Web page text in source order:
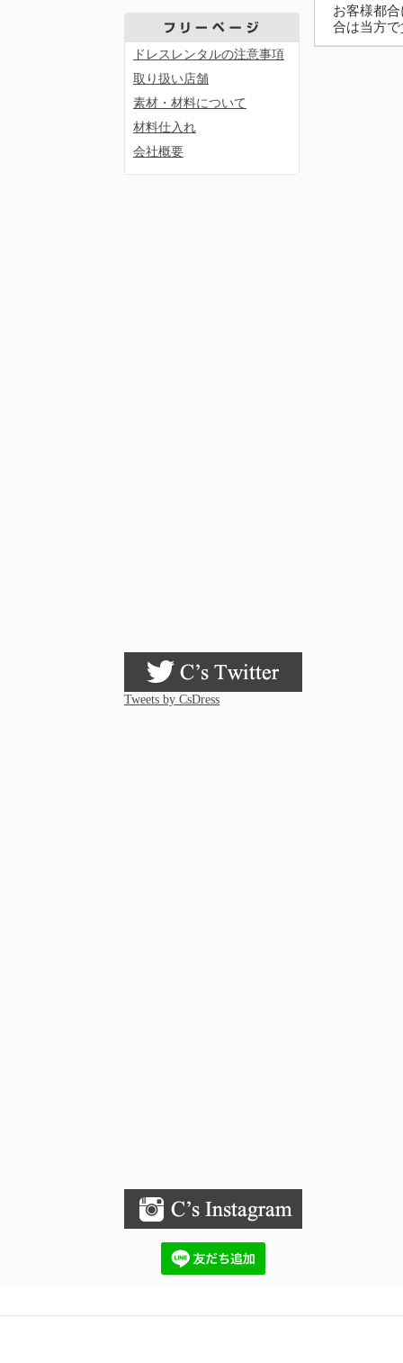
ドレスレンタルの注意事項
取り扱い店舗
素材・材料について
材料仕入れ
会社概要
Tweets by CsDress
お客様都
合は当方